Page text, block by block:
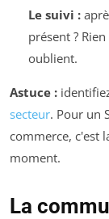
Le suivi :
présent ?
oublient.
Astuce :
secteur. Pour un
commerce, c'est
moment.
La